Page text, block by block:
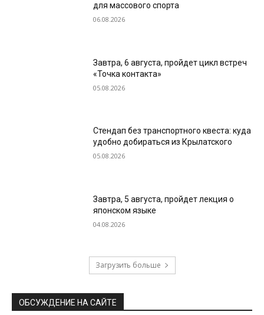
для массового спорта
06.08.2026
Завтра, 6 августа, пройдет цикл встреч
«Точка контакта»
05.08.2026
Стендап без транспортного квеста: куда
удобно добираться из Крылатского
05.08.2026
Завтра, 5 августа, пройдет лекция о
японском языке
04.08.2026
Загрузить больше
ОБСУЖДЕНИЕ НА САЙТЕ